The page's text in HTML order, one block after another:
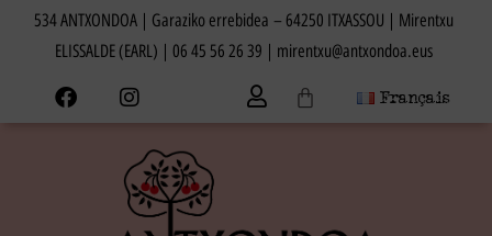
534 ANTXONDOA | Garaziko errebidea – 64250 ITXASSOU | Mirentxu
ELISSALDE (EARL) | 06 45 56 26 39 | mirentxu@antxondoa.eus
Français